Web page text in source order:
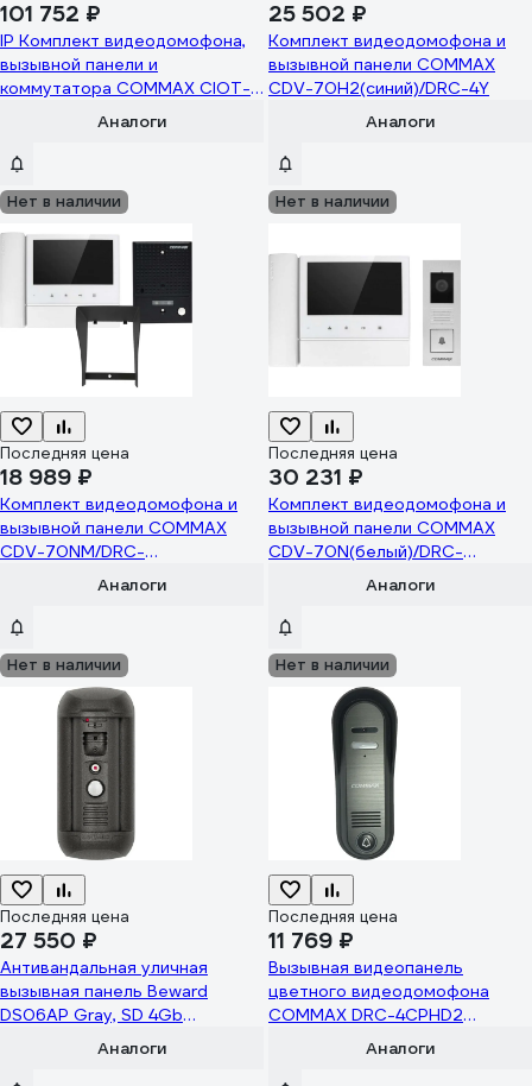
101 752 ₽
IP Комплект видеодомофона,
вызывной панели и
коммутатора COMMAX CIOT-
1020MWhite/D20P/H4L2 CIOT-
D20P/CIOT-H4L2
Аналоги
25 502 ₽
Комплект видеодомофона и
вызывной панели COMMAX
CDV-70H2(синий)/DRC-4Y
Аналоги
Нет в наличии
Последняя цена
18 989 ₽
Комплект видеодомофона и
вызывной панели COMMAX
CDV-70NM/DRC-
4CGN2(черная)+Козырек
Аналоги
Нет в наличии
Последняя цена
30 231 ₽
Комплект видеодомофона и
вызывной панели COMMAX
CDV-70N(белый)/DRC-
4PIP(серебро)Аналоги
Нет в наличии
Последняя цена
27 550 ₽
Антивандальная уличная
вызывная панель Beward
DS06AP Gray, SD 4Gb
00000005248Аналоги
Нет в наличии
Последняя цена
11 769 ₽
Вызывная видеопанель
цветного видеодомофона
COMMAX DRC-4CPHD2
(Темно-Серый) DRC-4CPHD2
Аналоги